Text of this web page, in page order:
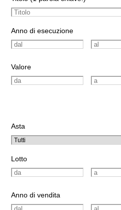
Anno di esecuzione
Valore
Asta
Lotto
Anno di vendita